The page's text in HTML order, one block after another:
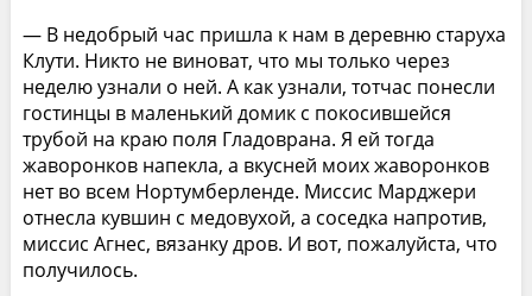
— В недобрый час пришла к нам в деревню старуха
Клути. Никто не виноват, что мы только через
неделю узнали о ней. А как узнали, тотчас понесли
гостинцы в маленький домик с покосившейся
трубой на краю поля Гладоврана. Я ей тогда
жаворонков напекла, а вкусней моих жаворонков
нет во всем Нортумберленде. Миссис Марджери
отнесла кувшин с медовухой, а соседка напротив,
миссис Агнес, вязанку дров. И вот, пожалуйста, что
получилось.